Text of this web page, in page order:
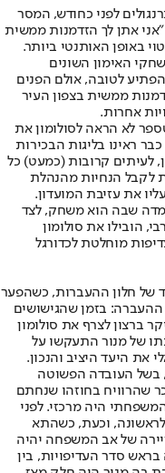
לפני כחודש, המסר
אתן לך הזדמנות ממשית
באופן האותנטי ביותר.
האימון השונים
לטובה, אולם הפנים
ממשית בצפון העיר
אחרות.
לא הראה לסולומון את
ראינו בליגות הבכירות
לעיתים קרובות (כמעט) כל
לקבל הנחיות מהנהלת
את עזיבת המועדון.
שבה הוא משחק, לצד
הובילו את סולומון
מוחלטת לכדורגל
של חלון ההעברות, כשהפער
ההעברה: בזמן שהגישושים
ברצון לצרף את סולומון
של מנור התעקשו על
היעד היציב והנכון.
בשל העובדה הפשוטה
שהרוויח בחוזהו שנחתם
היה מרכזי. לפני
לראשונה, וכעת, כשהתא
של אב המשפחה יהיה
בראש סדר העדיפויות, בין